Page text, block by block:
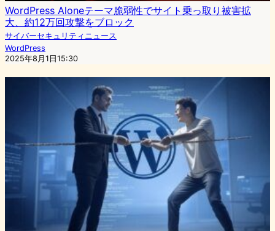
WordPress Aloneテーマ脆弱性でサイト乗っ取り被害拡
大、約12万回攻撃をブロック
サイバーセキュリティニュース
WordPress
2025年8月1日15:30